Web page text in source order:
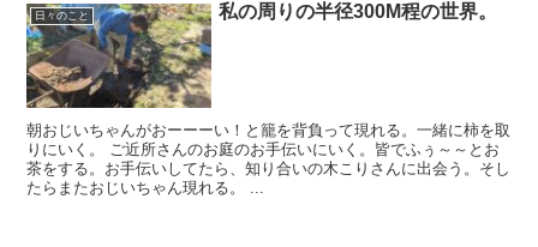
日々のこと 私の周りの半径300M程の世界。
朝おじいちゃんがおーーーい！と籠を背負って現れる。一緒に柿を取
りにいく。 ご近所さんのお庭のお手伝いにいく。皆でふぅ～～とお
茶をする。お手伝いしてたら、知り合いの木こりさんに出会う。そし
たらまたおじいちゃん現れる。 ...